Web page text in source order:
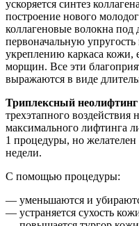
ускоряется синтез
построение нового
коллагеновые волокна под
первоначальную
укреплению каркаса
морщин. Все эти
выражаются в виде
Триплексный неолифтинг
трехэтапного воздействия
максимального лифтинга
1 процедуры, но желателен
недели.
С помощью процедуры:
— уменьшаются и
— устраняется сухость